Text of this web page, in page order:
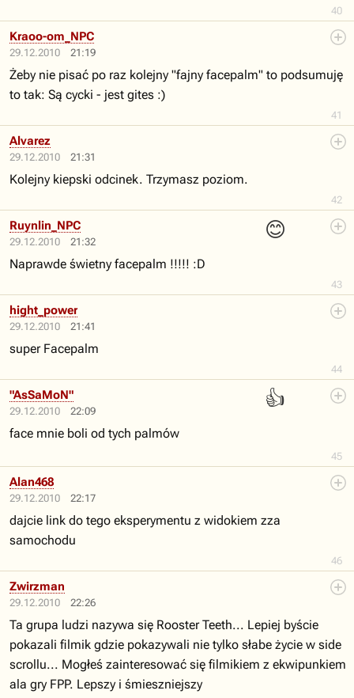
40
29.12.2010 21:19
41
Kraoo-om_NPC
Żeby nie pisać po raz kolejny "fajny facepalm" to podsumuję
to tak: Są cycki - jest gites :)
29.12.2010 21:31
42
Alvarez
Kolejny kiepski odcinek. Trzymasz poziom.
29.12.2010 21:32
😊
43
Ruynlin_NPC
Naprawde świetny facepalm !!!!! :D
29.12.2010 21:41
44
hight_power
super Facepalm
29.12.2010 22:09
👍
45
"AsSaMoN"
face mnie boli od tych palmów
29.12.2010 22:17
46
Alan468
dajcie link do tego eksperymentu z widokiem zza
samochodu
29.12.2010 22:26
Zwirzman
Ta grupa ludzi nazywa się Rooster Teeth... Lepiej byście
pokazali filmik gdzie pokazywali nie tylko słabe życie w side
scrollu... Mogłeś zainteresować się filmikiem z ekwipunkiem
ala gry FPP. Lepszy i śmieszniejszy